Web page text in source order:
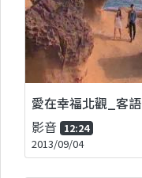
愛在幸福北觀_客語
影音 12:24
2013/09/04